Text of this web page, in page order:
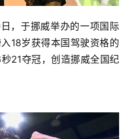
18岁获得本国驾驶资格的
21夺冠，创造挪威全国纪